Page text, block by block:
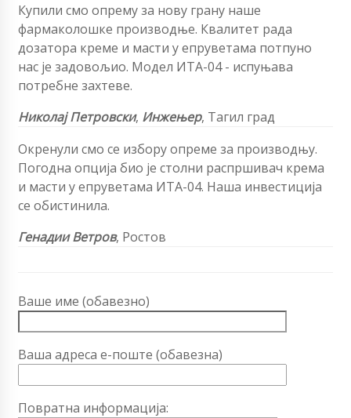
Купили смо опрему за нову грану наше
фармаколошке производње. Квалитет рада
дозатора креме и масти у епруветама потпуно
нас је задовољио. Модел ИТА-04 - испуњава
потребне захтеве.
Николај Петровски, Инжењер, Тагил град
Окренули смо се избору опреме за производњу.
Погодна опција био је столни распршивач крема
и масти у епруветама ИТА-04. Наша инвестиција
се обистинила.
Генадии Ветров, Ростов
Ваше име (обавезно)
Ваша адреса е-поште (обавезна)
Повратна информација: